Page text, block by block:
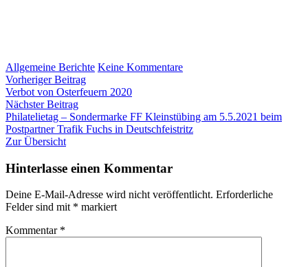
Allgemeine Berichte Keine Kommentarezu
Feuerwerk
Beitragsnavigation
Vorheriger BeitragVorheriger
Beitrag:
Verbot von Osterfeuern 2020
Nächster BeitragNächster
Beitrag:
Philatelietag – Sondermarke FF Kleinstübing am 5.5.2021 beim
Postpartner Trafik Fuchs in Deutschfeistritz
Zur Übersicht
Hinterlasse einen Kommentar
Deine E-Mail-Adresse wird nicht veröffentlicht. Erforderliche
Felder sind mit * markiert
Kommentar *